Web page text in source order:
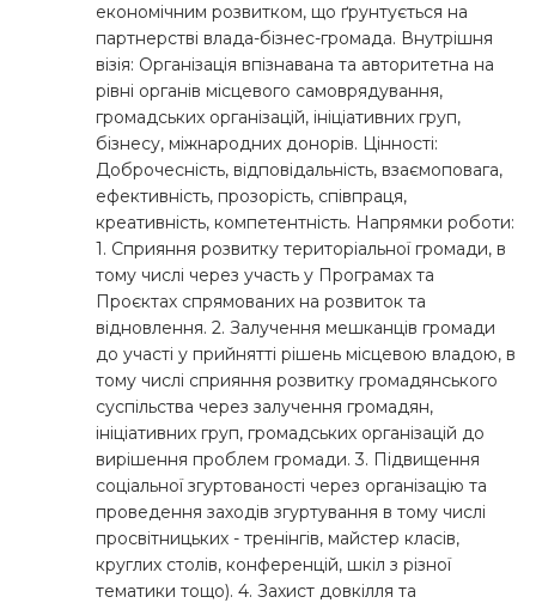
економічним розвитком, що ґрунтується на
партнерстві влада-бізнес-громада. Внутрішня
візія: Організація впізнавана та авторитетна на
рівні органів місцевого самоврядування,
громадських організацій, ініціативних груп,
бізнесу, міжнародних донорів. Цінності:
Доброчесність, відповідальність, взаємоповага,
ефективність, прозорість, співпраця,
креативність, компетентність. Напрямки роботи:
1. Сприяння розвитку територіальної громади, в
тому числі через участь у Програмах та
Проєктах спрямованих на розвиток та
відновлення. 2. Залучення мешканців громади
до участі у прийнятті рішень місцевою владою, в
тому числі сприяння розвитку громадянського
суспільства через залучення громадян,
ініціативних груп, громадських організацій до
вирішення проблем громади. 3. Підвищення
соціальної згуртованості через організацію та
проведення заходів згуртування в тому числі
просвітницьких - тренінгів, майстер класів,
круглих столів, конференцій, шкіл з різної
тематики тощо). 4. Захист довкілля та